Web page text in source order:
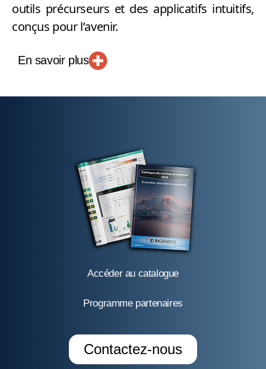
outils précurseurs et des applicatifs intuitifs,
conçus pour l’avenir.
En savoir plus
Accéder au catalogue
Programme partenaires
Contactez-nous